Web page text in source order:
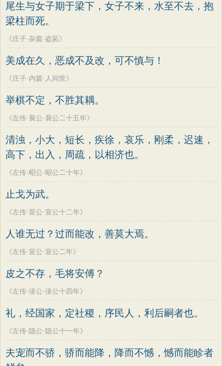
尾生与女子期于梁下，女子不来，水至不去，抱
梁柱而死。
《庄子·杂篇·盗跖》
美成在久，恶成不及改，可不慎与！
《庄子·内篇·人间世》
举棋不定，不胜其耦。
《左传·襄公·襄公二十五年》
清浊，小大，短长，疾徐，哀乐，刚柔，迟速，
高下，出入，周疏，以相济也。
《左传·昭公·昭公二十年》
止戈为武。
《左传·宣公·宣公十二年》
人谁无过？过而能改，善莫大焉。
《左传·宣公·宣公二年》
皮之不存，毛将安傅？
《左传·僖公·僖公十四年》
礼，经国家，定社稷，序民人，利后嗣者也。
《左传·隐公·隐公十一年》
夫宠而不骄，骄而能降，降而不憾，憾而能眕者